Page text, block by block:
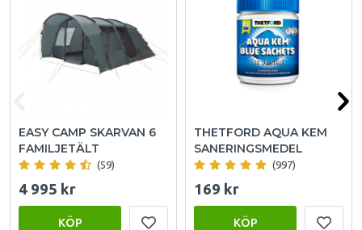
EASY CAMP SKARVAN 6
FAMILJETÄLT
(59)
4 995 kr
KÖP
THETFORD AQUA KEM
SANERINGSMEDEL
(997)
169 kr
KÖP